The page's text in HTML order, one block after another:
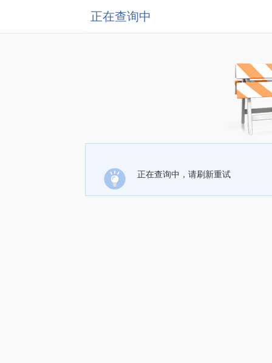
正在查询中
正在查询中，请刷新重试